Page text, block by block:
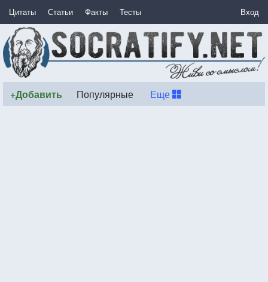
Цитаты Статьи Факты Тесты Вход
+Добавить Популярные Еще